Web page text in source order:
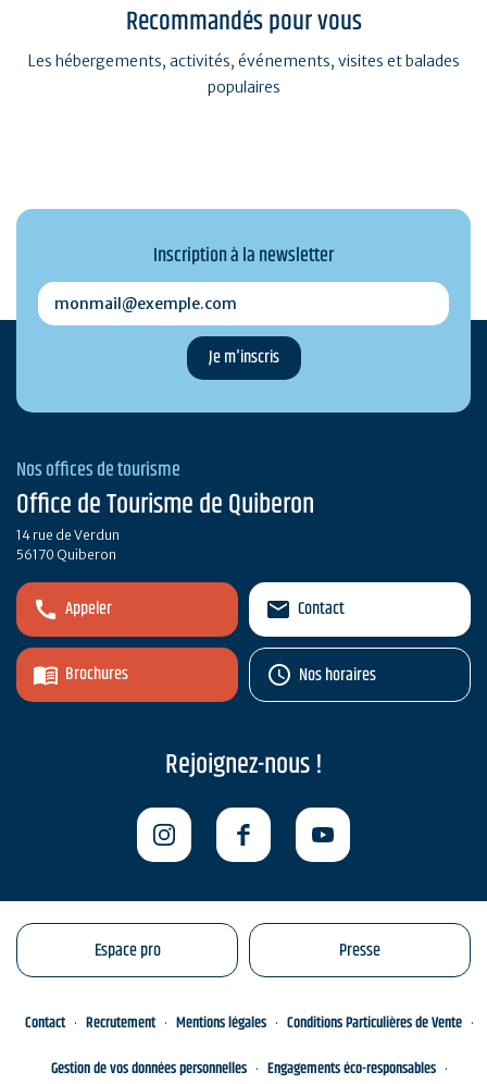
Recommandés pour vous
Les hébergements, activités, événements, visites et balades
populaires
Inscription à la newsletter
monmail@exemple.com
Nos offices de tourisme
Office de Tourisme de Quiberon
14 rue de Verdun
56170 Quiberon
Appeler
Brochures
Contact
Nos horaires
Rejoignez-nous !
Espace pro Presse
Contact Recrutement Mentions légales
Conditions Particulières de Vente
Gestion de vos données personnelles
Engagements éco-responsables